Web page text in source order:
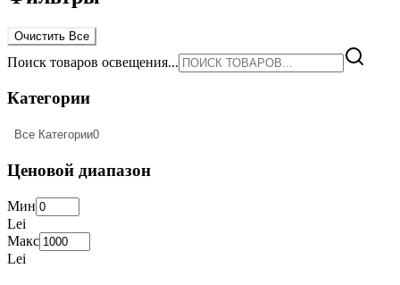
Очистить Все
Поиск товаров освещения...
Категории
Все Категории0
Ценовой диапазон
Мин
Lei
Макс
Lei